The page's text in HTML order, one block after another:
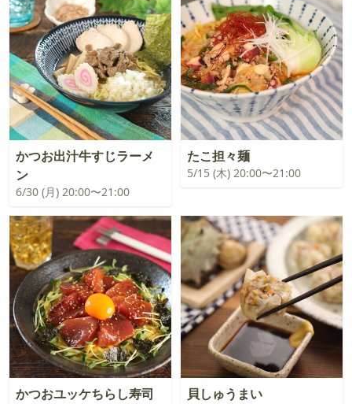
かつお出汁牛すじラーメ
ン
6/30 (月) 20:00〜21:00
たこ担々麺
5/15 (木) 20:00〜21:00
かつおユッケちらし寿司 貝しゅうまい